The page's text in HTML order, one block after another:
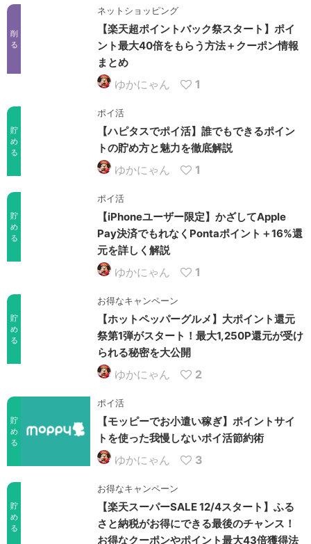
削
る
ネットショッピング
【楽天超ポイントバック祭スタート】ポイ
ント最大40倍をもらう方法＋クーポン情報
まとめ
ゆかにゃん 1
貯
め
る
ポイ活
【ハピタスでポイ活】誰でもできるポイン
トの貯め方と魅力を徹底解説
ゆかにゃん 1
貯
め
る
ポイ活
【iPhoneユーザー限定】かざしてApple
Pay決済でもれなくPontaポイント＋16%還
元を詳しく解説
ゆかにゃん 1
貯
め
る
お得なキャンペーン
【ホットペッパーグルメ】大ポイント還元
祭第1弾がスタート！最大1,250P還元が受け
られる秘密を大公開
ゆかにゃん 2
貯
め
る
ポイ活
【モッピーでお小遣い稼ぎ】ポイントサイ
トを使った我慢しないポイ活節約術
ゆかにゃん 3
貯
め
る
お得なキャンペーン
【楽天スーパーSALE 12/4スタート】ふる
さと納税がお得にできる最後のチャンス！
お得なクーポンやポイント最大43倍獲得法